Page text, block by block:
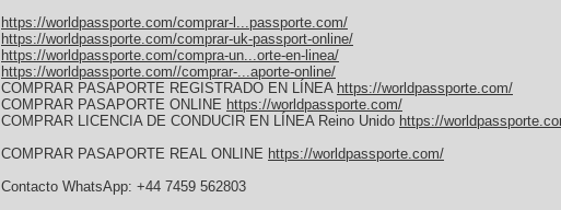
https://worldpassporte.com/comprar-l...passporte.com/
https://worldpassporte.com/comprar-uk-passport-online/
https://worldpassporte.com/compra-un...orte-en-linea/
https://worldpassporte.com//comprar-...aporte-online/
COMPRAR PASAPORTE REGISTRADO EN LÍNEA https://worldpassporte.com/
COMPRAR PASAPORTE ONLINE https://worldpassporte.com/
COMPRAR LICENCIA DE CONDUCIR EN LÍNEA Reino Unido https://
COMPRAR PASAPORTE REAL ONLINE https://worldpassporte.com/
Contacto WhatsApp: +44 7459 562803